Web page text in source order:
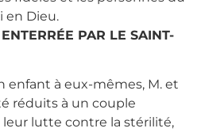
en Dieu.
PAR LE SAINT-
enfant à eux-mêmes, M. et
réduits à un couple
lutte contre la stérilité,